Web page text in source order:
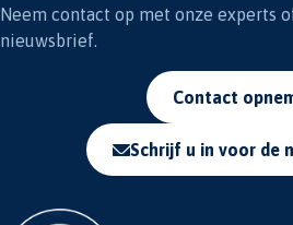
Neem contact op met onze experts
nieuwsbrief.
Contact
Schrijf u in voor de